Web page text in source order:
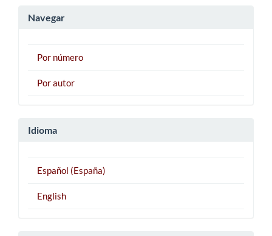
Navegar
Por número
Por autor
Idioma
Español (España)
English